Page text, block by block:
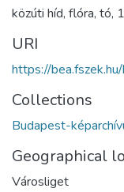
közúti híd, flóra, tó,
URI
https://
Collections
Budapest-
Geographical
Városliget